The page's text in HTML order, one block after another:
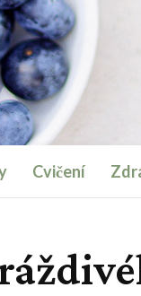
Cvičení